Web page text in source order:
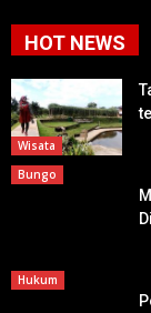
HOT NEWS
Wisata
Bungo
Hukum